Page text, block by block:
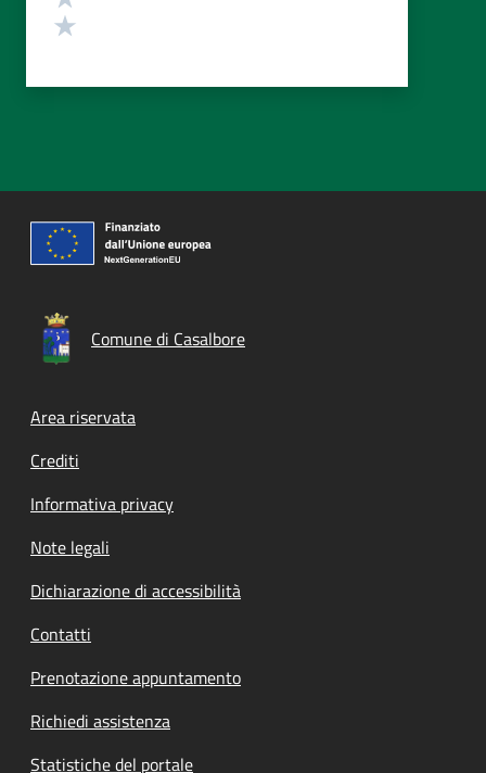
Comune di Casalbore
Footer menu
Area riservata
Crediti
Informativa privacy
Note legali
Dichiarazione di accessibilità
Contatti
Prenotazione appuntamento
Richiedi assistenza
Statistiche del portale